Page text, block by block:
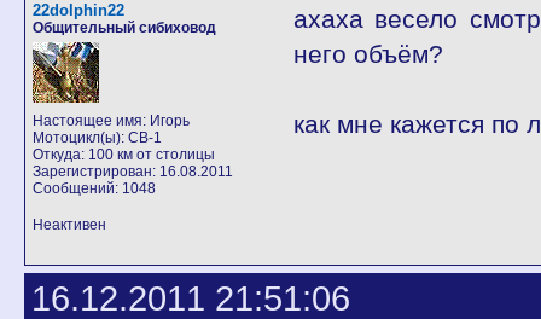
22dolphin22
Общительный сибиховод
Настоящее имя: Игорь
Мотоцикл(ы): CB-1
Откуда: 100 км от столицы
Зарегистрирован: 16.08.2011
Сообщений: 1048
ахаха весело
него объём?
как мне кажется по
Неактивен
16.12.2011 21:51:06